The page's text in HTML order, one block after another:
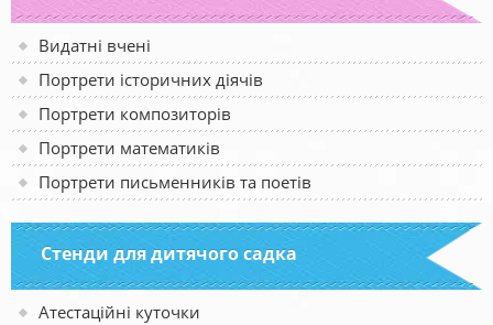
Видатні вчені
Портрети історичних діячів
Портрети композиторів
Портрети математиків
Портрети письменників та поетів
Стенди для дитячого садка
Атестаційні куточки